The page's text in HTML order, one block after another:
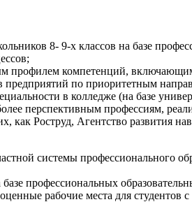
8- 9-х классов на базе
профилем компетенций,
по приоритетным
в колледже (на базе
перспективным профессиям,
как Роструд, Агентство развития
системы профессионального
профессиональных
рабочие места для студентов с